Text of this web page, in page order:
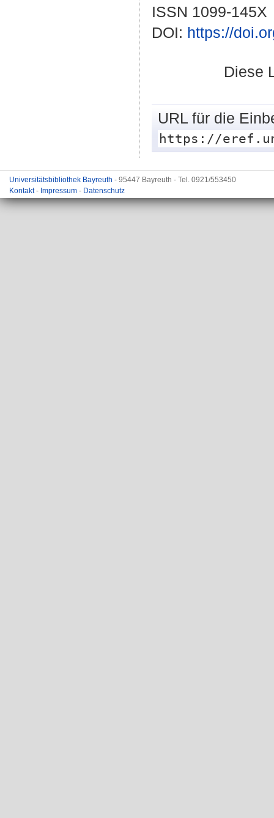
ISSN 1099-145X
DOI: https://
Diese
URL für die
https://
Universitätsbibliothek Bayreuth - 95447 Bayreuth - Tel. 0921/553450
Kontakt- Impressum - Datenschutz